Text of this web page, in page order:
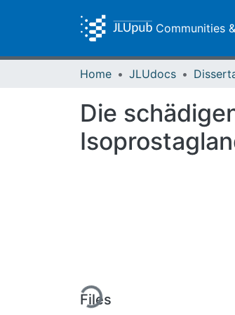
Communities
Home JLUdocs
Die
Loading...
Files